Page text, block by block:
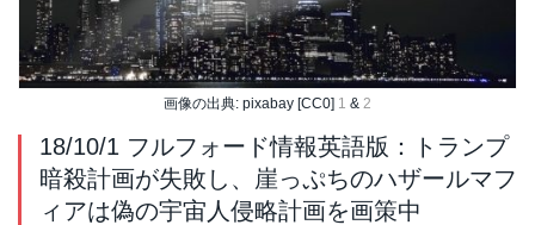
画像の出典: pixabay [CC0] 1 & 2
18/10/1 フルフォード情報英語版：トランプ
暗殺計画が失敗し、崖っぷちのハザールマフ
ィアは偽の宇宙人侵略計画を画策中